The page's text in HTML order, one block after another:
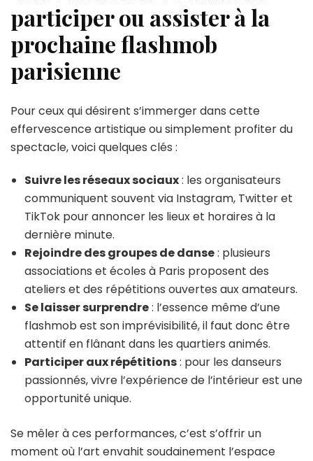
participer ou assister à la
prochaine flashmob
parisienne
Pour ceux qui désirent s’immerger dans cette
effervescence artistique ou simplement profiter du
spectacle, voici quelques clés :
Suivre les réseaux sociaux: les organisateurs
communiquent souvent via Instagram, Twitter et
TikTok pour annoncer les lieux et horaires à la
dernière minute.
Rejoindre des groupes de danse: plusieurs
associations et écoles à Paris proposent des
ateliers et des répétitions ouvertes aux amateurs.
Se laisser surprendre: l’essence même d’une
flashmob est son imprévisibilité, il faut donc être
attentif en flânant dans les quartiers animés.
Participer aux répétitions: pour les danseurs
passionnés, vivre l’expérience de l’intérieur est une
opportunité unique.
Se mêler à ces performances, c’est s’offrir un
moment où l’art envahit soudainement l’espace